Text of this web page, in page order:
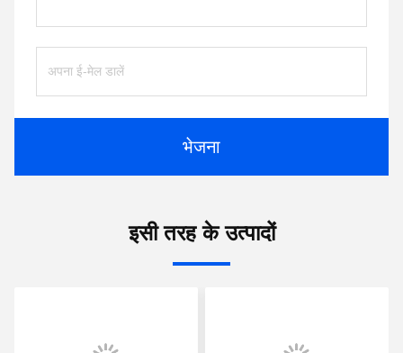
भेजना
इसी तरह के उत्पादों